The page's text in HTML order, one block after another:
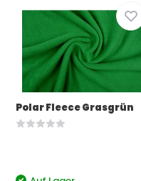
Polar Fleece Grasgrün